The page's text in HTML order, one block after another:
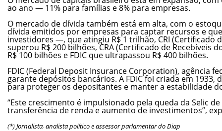
ao ano — 11% para famílias e 8% para empresas.
O mercado de dívida também está em alta, com o
dívida emitidos por empresas para captar recursos e
investidores —, que atingiu R$ 1 trilhão, CRI (Certificado
superou R$ 200 bilhões, CRA (Certificado de Recebíveis
R$ 100 bilhões e FDIC que ultrapassou R$ 400 bilhões.
FDIC (Federal Deposit Insurance Corporation), agência
garante depósitos bancários. A FDIC foi criada em 1933,
para proteger os depositantes e manter a estabilidade
“Este crescimento é impulsionado pela queda da Selic
transferência de renda e aumento de investimentos”,
(*) Jornalista, analista político e assessor parlamentar do Diap